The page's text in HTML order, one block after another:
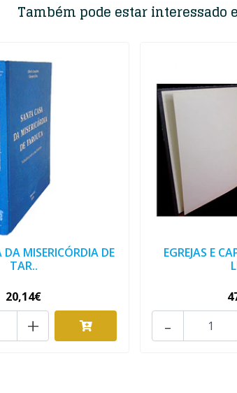
Também pode estar interessado
MISERICÓRDIA DE
TAR..
20,14€
+
EGREJAS E
-